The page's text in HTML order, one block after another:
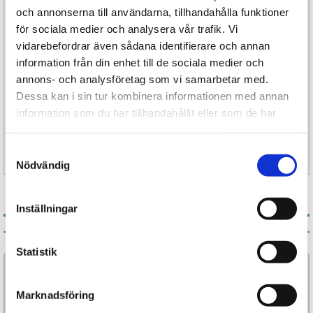
och annonserna till användarna, tillhandahålla funktioner
för sociala medier och analysera vår trafik. Vi
vidarebefordrar även sådana identifierare och annan
information från din enhet till de sociala medier och
annons- och analysföretag som vi samarbetar med.
Dessa kan i sin tur kombinera informationen med annan
information som du har tillhandahållit eller som de har
Nödvändig
Inställningar
Statistik
Marknadsföring
förstärka kroppens egen anatomi – och öppna
upp för nya dimensioner av njutning.
Oavsett om du vill upptäcka nya vägar till
njutning på egen hand eller tillsammans med
någon annan, är Bootie Fem en vacker och
funktionell följeslagare att lita på.